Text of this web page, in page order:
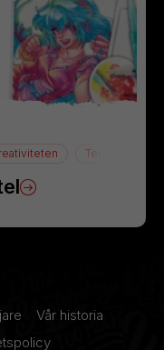
Teckning
Vår historia